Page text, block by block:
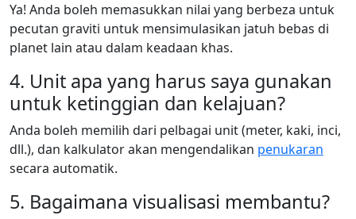
Ya! Anda boleh memasukkan nilai yang berbeza untuk
pecutan graviti untuk mensimulasikan jatuh bebas di
planet lain atau dalam keadaan khas.
4. Unit apa yang harus saya gunakan
untuk ketinggian dan kelajuan?
Anda boleh memilih dari pelbagai unit (meter, kaki, inci,
dll.), dan kalkulator akan mengendalikan penukaran
secara automatik.
5. Bagaimana visualisasi membantu?